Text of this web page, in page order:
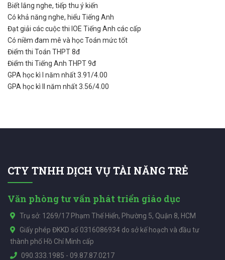
Biết lắng nghe, tiếp thu ý kiến
Có khả năng nghe, hiểu Tiếng Anh
Đạt giải các cuộc thi IOE Tiếng Anh các cấp
Có niềm đam mê và học Toán mức tốt
Điểm thi Toán THPT 8đ
Điểm thi Tiếng Anh THPT 9đ
GPA học kì I năm nhất 3.91/4.00
GPA học kì II năm nhất 3.56/4.00
CTY TNHH DỊCH VỤ TÀI NĂNG TRẺ
Văn phòng tư vấn phát triển giáo dục
Trụ sở: 1269/17 Phạm Thế Hiển, Phường 5, Quận 8, HCM
Giấy phép ĐKKD số 0316086934 do sở kế hoạch và đầu tư
thành phố Hồ Chí Minh cấp
090.333.1985 - 09.87.87.0217